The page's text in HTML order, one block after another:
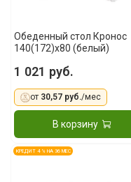
Обеденный стол Кронос
140(172)x80 (белый)
1 021 руб.
от 30,57 руб./мес
В корзину
КРЕДИТ 4 % НА 36 МЕС